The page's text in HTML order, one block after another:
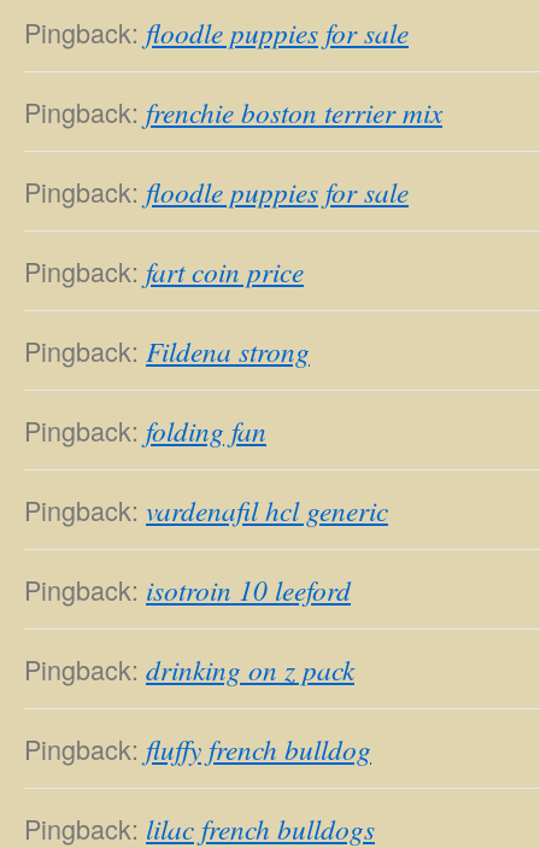
Pingback: floodle puppies for sale
Pingback: frenchie boston terrier mix
Pingback: floodle puppies for sale
Pingback: fart coin price
Pingback: Fildena strong
Pingback: folding fan
Pingback: vardenafil hcl generic
Pingback: isotroin 10 leeford
Pingback: drinking on z pack
Pingback: fluffy french bulldog
Pingback: lilac french bulldogs